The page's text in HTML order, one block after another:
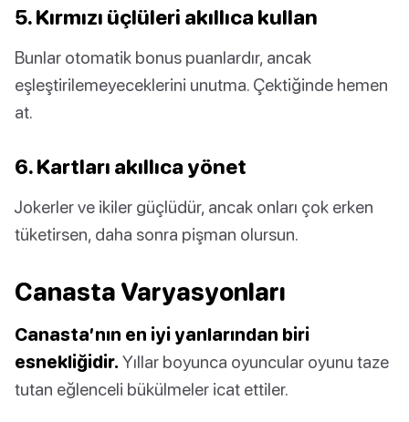
5. Kırmızı üçlüleri akıllıca kullan
Bunlar otomatik bonus puanlardır, ancak
eşleştirilemeyeceklerini unutma. Çektiğinde hemen
at.
6. Kartları akıllıca yönet
Jokerler ve ikiler güçlüdür, ancak onları çok erken
tüketirsen, daha sonra pişman olursun.
Canasta Varyasyonları
Canasta’nın en iyi yanlarından biri
esnekliğidir. Yıllar boyunca oyuncular oyunu taze
tutan eğlenceli bükülmeler icat ettiler.